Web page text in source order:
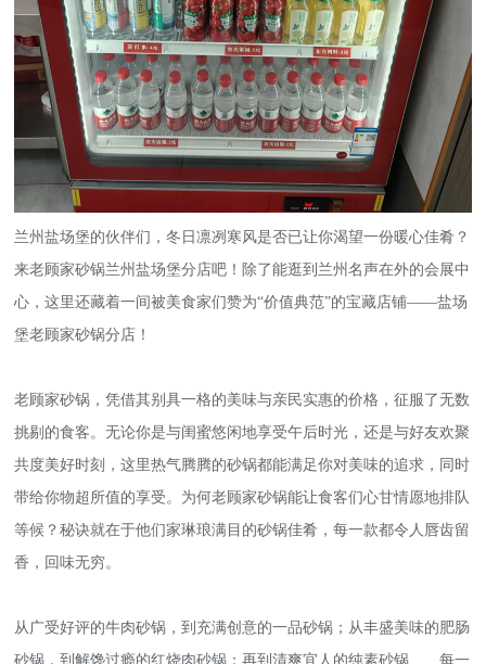
兰州盐场堡的伙伴们，冬日凛冽寒风是否已让你渴望一份暖心佳肴？
来老顾家砂锅兰州盐场堡分店吧！除了能逛到兰州名声在外的会展中
心，这里还藏着一间被美食家们赞为“价值典范”的宝藏店铺——盐场
堡老顾家砂锅分店！
老顾家砂锅，凭借其别具一格的美味与亲民实惠的价格，征服了无数
挑剔的食客。无论你是与闺蜜悠闲地享受午后时光，还是与好友欢聚
共度美好时刻，这里热气腾腾的砂锅都能满足你对美味的追求，同时
带给你物超所值的享受。为何老顾家砂锅能让食客们心甘情愿地排队
等候？秘诀就在于他们家琳琅满目的砂锅佳肴，每一款都令人唇齿留
香，回味无穷。
从广受好评的牛肉砂锅，到充满创意的一品砂锅；从丰盛美味的肥肠
砂锅，到解馋过瘾的红烧肉砂锅；再到清爽宜人的纯素砂锅……每一